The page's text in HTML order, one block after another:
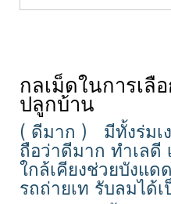
กลเม็ดในการเลื
ปลูกบ้าน
( ดีมาก ) มีทั้งร่มเ
ถือว่าดีมาก ทำเลดี
ใกล้เคียงช่วยบังแ
รถถ่ายเท รับลมได้